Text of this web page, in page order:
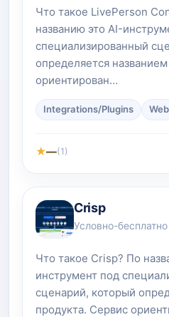
Что такое LivePerson
названию это AI-
специализированный
определяется
ориентирован…
Integrations/Plugins Web
★—(1)
Crisp
Условно-бесплатно
Что такое Crisp? По
инструмент под
сценарий, который
продукта. Сервис